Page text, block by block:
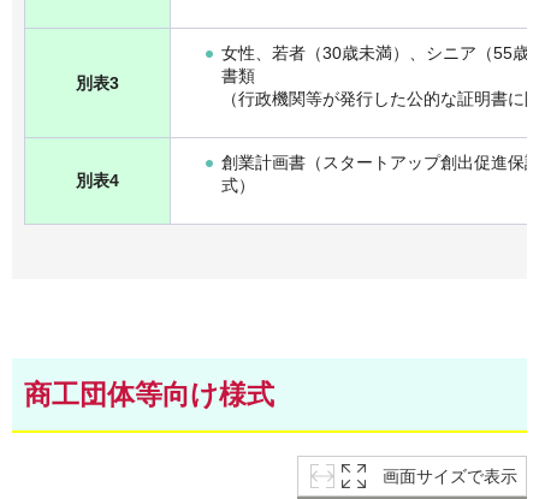
別表3
女性、若者（30歳未満）、シニア（55歳
書類
（行政機関等が発行した公的な証明書に
別表4
創業計画書（スタートアップ創出促進保
式）
商工団体等向け様式
画面サイズで表示